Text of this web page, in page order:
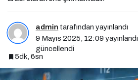
admin tarafından yayınlandı
9 Mayıs 2025, 12:09 yayınlandı
güncellendi
5dk, 6sn